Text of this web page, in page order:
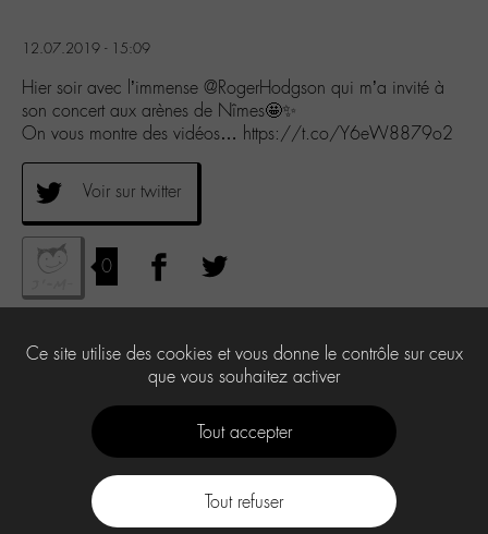
12.07.2019 - 15:09
Hier soir avec l’immense @RogerHodgson qui m’a invité à
son concert aux arènes de Nîmes🤩✨
On vous montre des vidéos… https://t.co/Y6eW8879o2
Voir sur twitter
0
Ce site utilise des cookies et vous donne le contrôle sur ceux
que vous souhaitez activer
Tout accepter
Tout refuser